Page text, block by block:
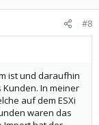
#8
ist und daraufhin
In meiner
auf dem ESXi
waren das